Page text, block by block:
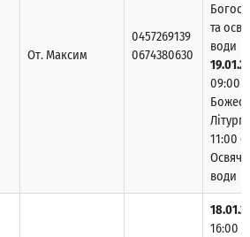
От. Максим
0457269139
0674380630
та
води
09:00 –
11:00 –
води
16:00 -